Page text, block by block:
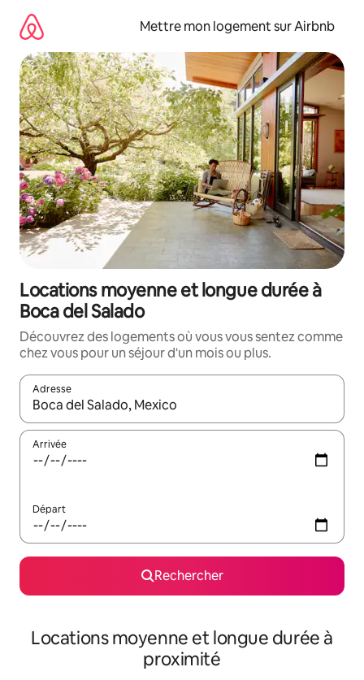
directement
contenu
Mettre mon logement sur Airbnb
Locations moyenne et longue durée à
Boca del Salado
Découvrez des logements où vous vous sentez comme
chez vous pour un séjour d'un mois ou plus.
Adresse
Lorsque les résultats s'affichent, utilisez les flèches vers le
Arrivée
Départ
Rechercher
Locations moyenne et longue durée à
proximité